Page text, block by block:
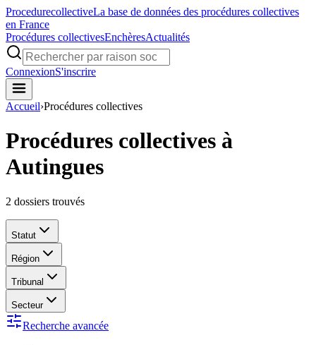
ProcedurecollectiveLa base de données des procédures collectives
en France
Procédures collectivesEnchèresActualités
ConnexionS'inscrire
Accueil›Procédures collectives
Procédures collectives à
Autingues
2 dossiers trouvés
Statut
Région
Tribunal
Secteur
Recherche avancée